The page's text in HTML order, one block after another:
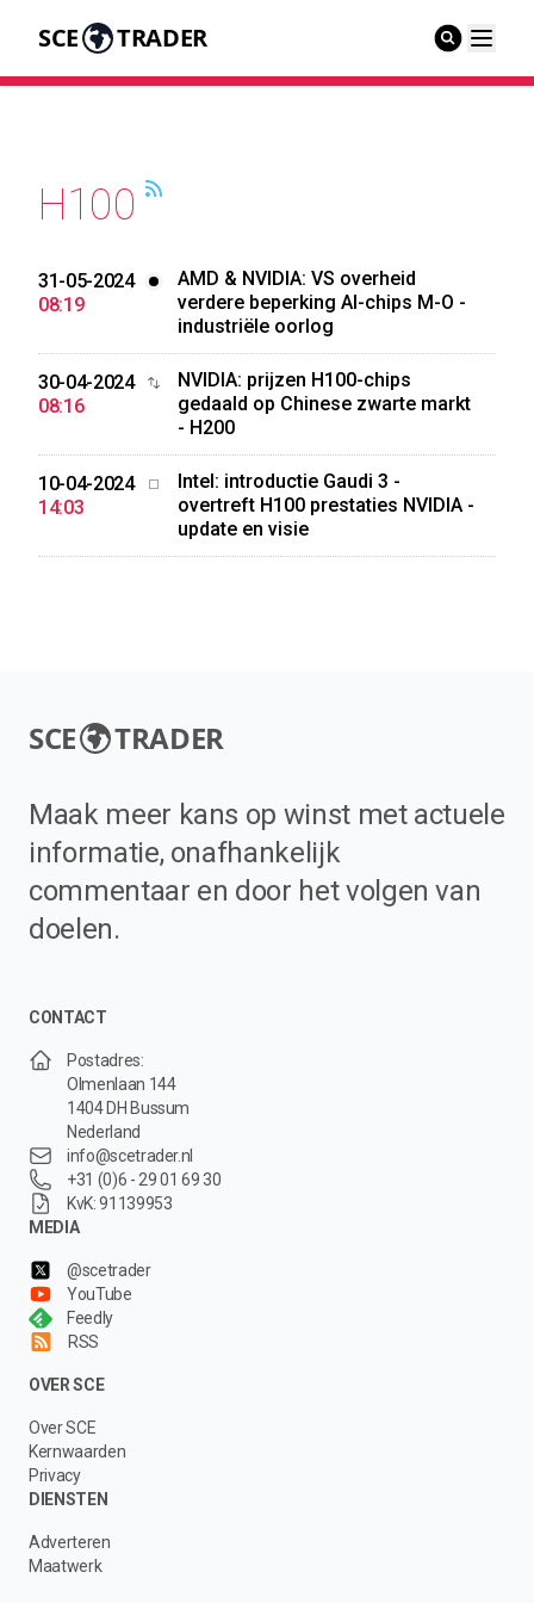
SCE TRADER
H100
31-05-2024
08:19
AMD & NVIDIA: VS overheid
verdere beperking AI-chips M-O -
industriële oorlog
30-04-2024
08:16
NVIDIA: prijzen H100-chips
gedaald op Chinese zwarte markt
- H200
10-04-2024
14:03
Intel: introductie Gaudi 3 -
overtreft H100 prestaties NVIDIA -
update en visie
SCE TRADER
Maak meer kans op winst met actuele
informatie, onafhankelijk
commentaar en door het volgen van
doelen.
CONTACT
Postadres:
Olmenlaan 144
1404 DH Bussum
Nederland
info@scetrader.nl
+31 (0)6 - 29 01 69 30
KvK: 91139953
MEDIA
@scetrader
YouTube
Feedly
RSS
OVER SCE
Over SCE
Kernwaarden
Privacy
DIENSTEN
Adverteren
Maatwerk